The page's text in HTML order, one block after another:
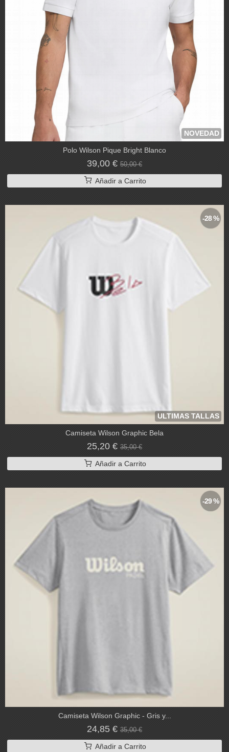
NOVEDAD
Polo Wilson Pique Bright Blanco
39,00 € 50,00 €
Añadir a Carrito
ULTIMAS TALLAS
-28 %
Camiseta Wilson Graphic Bela
25,20 € 35,00 €
Añadir a Carrito
-29 %
Camiseta Wilson Graphic - Gris y...
24,85 € 35,00 €
Añadir a Carrito